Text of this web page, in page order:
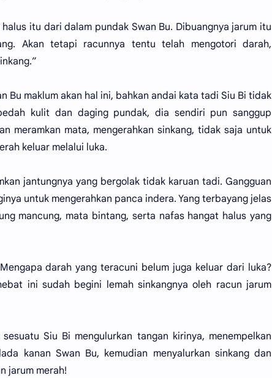
itu dari dalam pundak Swan Bu. Dibuangnya jarum itu
Akan tetapi racunnya tentu telah mengotori darah,
Bu maklum akan hal ini, bahkan andai kata tadi Siu Bi tidak
kulit dan daging pundak, dia sendiri pun sanggup
meramkan mata, mengerahkan sinkang, tidak saja untuk
keluar melalui luka.
jantungnya yang bergolak tidak karuan tadi. Gangguan
untuk mengerahkan panca indera. Yang terbayang jelas
mancung, mata bintang, serta nafas hangat halus yang
darah yang teracuni belum juga keluar dari luka?
ini sudah begini lemah sinkangnya oleh racun jarum
Siu Bi mengulurkan tangan kirinya, menempelkan
kanan Swan Bu, kemudian menyalurkan sinkang dan
jarum merah!